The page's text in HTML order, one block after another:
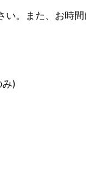
。また、お時間
)